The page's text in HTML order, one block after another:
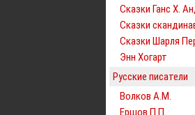
Сказки Ганс Х.
Сказки
Сказки Шарля
Энн Хогарт
Русские писатели
Волков А.М.
Ершов П.П.